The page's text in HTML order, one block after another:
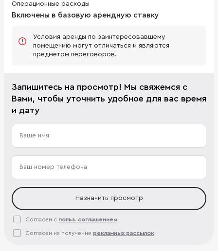
Операционные расходы
Включены в базовую арендную ставку
Условия аренды по заинтересовавшему
помещению могут отличаться и являются
предметом переговоров.
Запишитесь на просмотр! Мы свяжемся с
Вами, чтобы уточнить удобное для вас время
и дату
Назначить просмотр
Согласен с польз. соглашением
Согласен на получение рекламных рассылок